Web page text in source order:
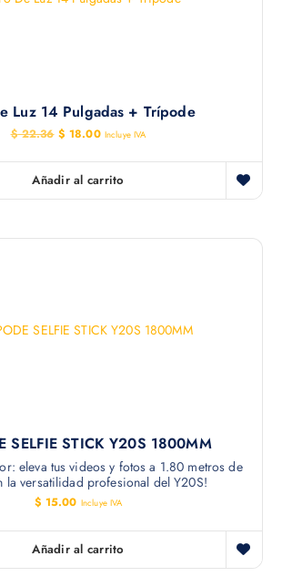
Luz 14 Pulgadas + Trípode
$22.36 E
p
r
e
c
o
a
2
.
3
6
.
$ 18.00E
p
e
c
a
e
s
0
0
.
Incluye IVA
Añadir al carrito
SELFIE STICK Y20S 1800MM
eleva tus videos y fotos a 1.80 metros de
la versatilidad profesional del Y20S!
$ 15.00 Incluye IVA
Añadir al carrito